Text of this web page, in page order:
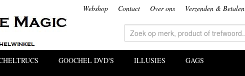
Webshop Contact Over ons Verzenden & Betalen
GOOCHEL DVD'S ILLUSIES GAGS